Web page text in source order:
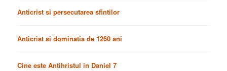
Anticrist si persecutarea sfintilor
Anticrist si dominatia de 1260 ani
Cine este Antihristul in Daniel 7